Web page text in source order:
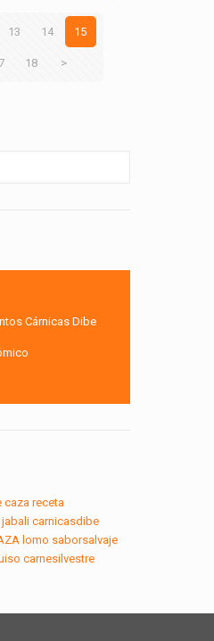
13 14 15
18 >
Cárnicas Dibe
caza receta
jabali carnicasdibe
lomo saborsalvaje
carnesilvestre